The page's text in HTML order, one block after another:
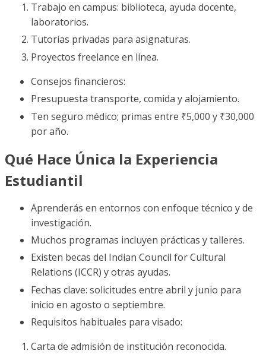
Trabajo en campus: biblioteca, ayuda docente,
laboratorios.
Tutorías privadas para asignaturas.
Proyectos freelance en línea.
Consejos financieros:
Presupuesta transporte, comida y alojamiento.
Ten seguro médico; primas entre ₹5,000 y ₹30,000
por año.
Qué Hace Única la Experiencia
Estudiantil
Aprenderás en entornos con enfoque técnico y de
investigación.
Muchos programas incluyen prácticas y talleres.
Existen becas del Indian Council for Cultural
Relations (ICCR) y otras ayudas.
Fechas clave: solicitudes entre abril y junio para
inicio en agosto o septiembre.
Requisitos habituales para visado:
Carta de admisión de institución reconocida.